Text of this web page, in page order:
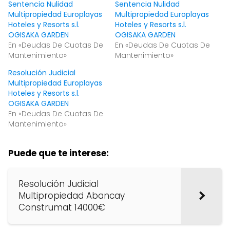
Sentencia Nulidad
Multipropiedad Europlayas
Hoteles y Resorts s.l.
OGISAKA GARDEN
En «Deudas De Cuotas De
Mantenimiento»
Sentencia Nulidad
Multipropiedad Europlayas
Hoteles y Resorts s.l.
OGISAKA GARDEN
En «Deudas De Cuotas De
Mantenimiento»
Resolución Judicial
Multipropiedad Europlayas
Hoteles y Resorts s.l.
OGISAKA GARDEN
En «Deudas De Cuotas De
Mantenimiento»
Puede que te interese:
Resolución Judicial
Multipropiedad Abancay
Construmat 14000€